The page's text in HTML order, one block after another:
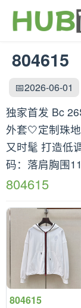
804615
📅2026-06-01
独家首发 Bc
外套🤍定制珠
又时髦 打造低
码：落肩胸围
804615
804615